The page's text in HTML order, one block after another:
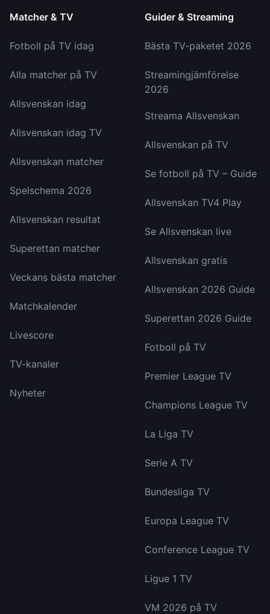
Matcher & TV
Fotboll på TV idag
Alla matcher på TV
Allsvenskan idag
Allsvenskan idag TV
Allsvenskan matcher
Spelschema 2026
Allsvenskan resultat
Superettan matcher
Veckans bästa matcher
Matchkalender
Livescore
TV-kanaler
Nyheter
Guider & Streaming
Bästa TV-paketet 2026
Streamingjämförelse
2026
Streama Allsvenskan
Allsvenskan på TV
Se fotboll på TV – Guide
Allsvenskan TV4 Play
Se Allsvenskan live
Allsvenskan gratis
Allsvenskan 2026 Guide
Superettan 2026 Guide
Fotboll på TV
Premier League TV
Champions League TV
La Liga TV
Serie A TV
Bundesliga TV
Europa League TV
Conference League TV
Ligue 1 TV
VM 2026 på TV